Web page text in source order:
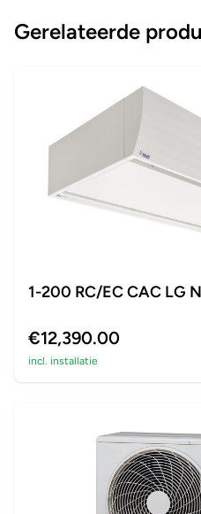
Gerelateerde
1-200 RC/EC CAC LG
€12,390.00
incl. installatie